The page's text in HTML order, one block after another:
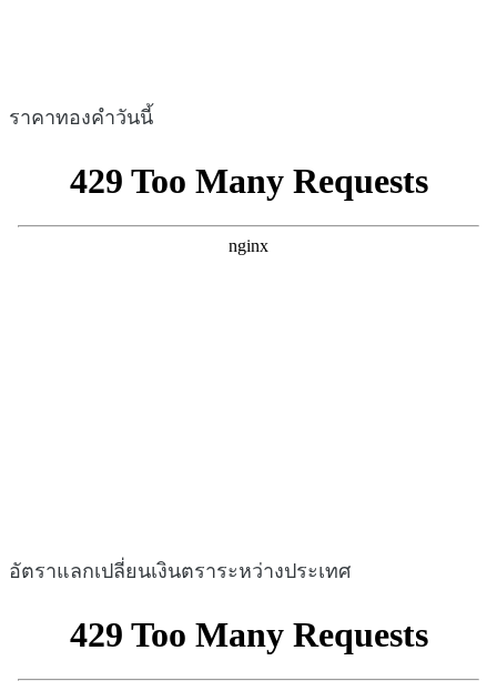
ราคาทองคำวันนี้
อัตราแลกเปลี่ยนเงินตราระหว่างประเทศ